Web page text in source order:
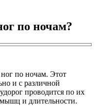
по ночам?
по ночам. Этот
и с различной
проводится по их
и длительности.